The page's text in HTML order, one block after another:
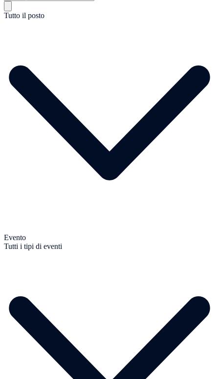
Tutto il posto
Evento
Tutti i tipi di eventi